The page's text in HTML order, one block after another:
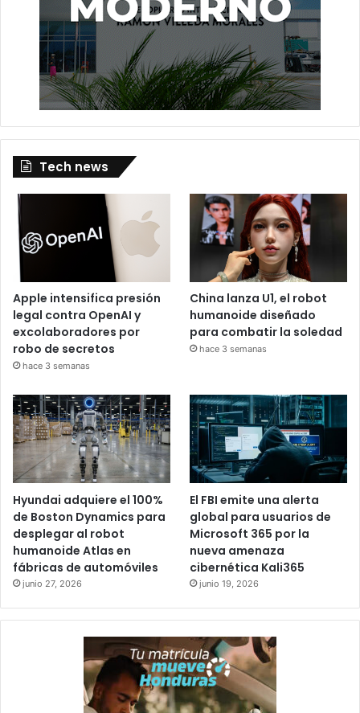
Tech news
Apple intensifica presión
legal contra OpenAI y
excolaboradores por
robo de secretos
hace 3 semanas
China lanza U1, el robot
humanoide diseñado
para combatir la soledad
hace 3 semanas
Hyundai adquiere el 100%
de Boston Dynamics para
desplegar al robot
humanoide Atlas en
fábricas de automóviles
junio 27, 2026
El FBI emite una alerta
global para usuarios de
Microsoft 365 por la
nueva amenaza
cibernética Kali365
junio 19, 2026